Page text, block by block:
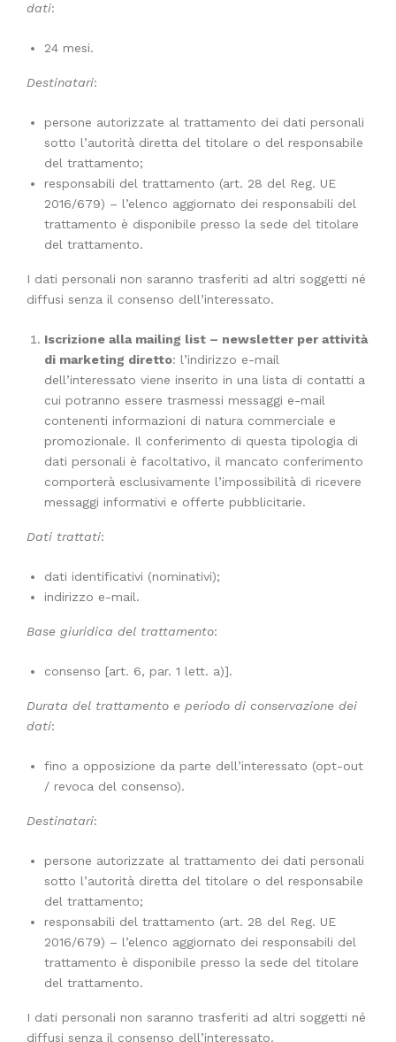
dati:
24 mesi.
Destinatari:
persone autorizzate al trattamento dei dati personali
sotto l’autorità diretta del titolare o del responsabile
del trattamento;
responsabili del trattamento (art. 28 del Reg. UE
2016/679) – l’elenco aggiornato dei responsabili del
trattamento è disponibile presso la sede del titolare
del trattamento.
I dati personali non saranno trasferiti ad altri soggetti né
diffusi senza il consenso dell’interessato.
Iscrizione alla mailing list – newsletter per attività
di marketing diretto: l’indirizzo e-mail
dell’interessato viene inserito in una lista di contatti a
cui potranno essere trasmessi messaggi e-mail
contenenti informazioni di natura commerciale e
promozionale. Il conferimento di questa tipologia di
dati personali è facoltativo, il mancato conferimento
comporterà esclusivamente l’impossibilità di ricevere
messaggi informativi e offerte pubblicitarie.
Dati trattati:
dati identificativi (nominativi);
indirizzo e-mail.
Base giuridica del trattamento:
consenso [art. 6, par. 1 lett. a)].
Durata del trattamento e periodo di conservazione dei
dati:
fino a opposizione da parte dell’interessato (opt-out
/ revoca del consenso).
Destinatari:
persone autorizzate al trattamento dei dati personali
sotto l’autorità diretta del titolare o del responsabile
del trattamento;
responsabili del trattamento (art. 28 del Reg. UE
2016/679) – l’elenco aggiornato dei responsabili del
trattamento è disponibile presso la sede del titolare
del trattamento.
I dati personali non saranno trasferiti ad altri soggetti né
diffusi senza il consenso dell’interessato.